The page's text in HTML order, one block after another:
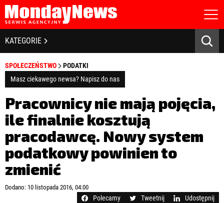
STRONA GŁÓWNA
O NAS
POLITYKA PRYWATNOŚCI
REGULAMIN
LICENCJA
REJESTRACJA
KONTAKT
Zapamiętaj mnie
zaloguj się
KATEGORIE
BIZNES I GOSPODARKA
BANKOWOŚĆ I FINANSE
NOWE TECHNOLOGIE
SPOŁECZEŃSTWO
EDUKACJA
MEDIA
ZDROWIE I URODA
SPOŁECZEŃSTWO
PODATKI
Masz ciekawego newsa? Napisz do nas
Pracownicy nie mają pojęcia,
ile finalnie kosztują
pracodawcę. Nowy system
podatkowy powinien to
zmienić
Dodano: 10 listopada 2016, 04:00
Polecamy Tweetnij Udostępnij